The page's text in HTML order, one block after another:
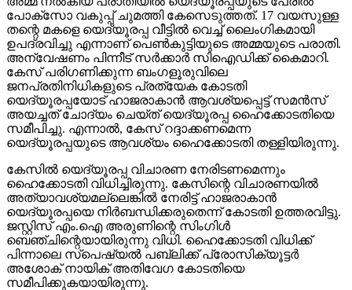
പോക്‌സോ വകുപ്പ് ചുമത്തി കേസെടുത്തത്. 17 വയസുള്ള
തന്റെ മകളെ യെദ്യൂരപ്പ വീട്ടില്‍ വെച്ച് ലൈംഗികമായി
ഉപദ്രവിച്ചു എന്നാണ് പെണ്‍കുട്ടിയുടെ അമ്മയുടെ പരാതി.
അന്വേഷണം പിന്നീട് സര്‍ക്കാര്‍ സിഐഡിക്ക് കൈമാറി.
കേസ് പരിഗണിക്കുന്ന ബംഗളൂരുവിലെ
ജനപ്രതിനിധികളുടെ പ്രത്യേക കോടതി
യെദ്യൂരപ്പയോട് ഹാജരാകാന്‍ ആവശ്യപ്പെട്ട് സമന്‍സ്
അയച്ചത് ചോദ്യം ചെയ്ത് യെദ്യൂരപ്പ ഹൈക്കോടതിയെ
സമീപിച്ചു. എന്നാല്‍, കേസ് റദ്ദാക്കണമെന്ന
യെദ്യൂരപ്പയുടെ ആവശ്യം ഹൈക്കോടതി തള്ളിയിരുന്നു.
കേസില്‍ യെദ്യൂരപ്പ വിചാരണ നേരിടണമെന്നും
ഹൈക്കോടതി വിധിച്ചിരുന്നു. കേസിന്റെ വിചാരണയില്‍
അത്യാവശ്യമല്ലെങ്കില്‍ നേരിട്ട് ഹാജരാകാന്‍
യെദ്യൂരപ്പയെ നിര്‍ബന്ധിക്കരുതെന്ന് കോടതി ഉത്തരവിട്ടു.
ജസ്റ്റിസ് എം.ഐ അരുണിന്റെ സിംഗിള്‍
ബെഞ്ചിന്റെയായിരുന്നു വിധി. ഹൈക്കോടതി വിധിക്ക്
പിന്നാലെ സ്‌പെഷ്യല്‍ പബ്ലിക്ക് പ്രോസിക്യൂട്ടര്‍
അശോക് നായിക് അതിവേഗ കോടതിയെ
സമീപിക്കുകയായിരുന്നു.